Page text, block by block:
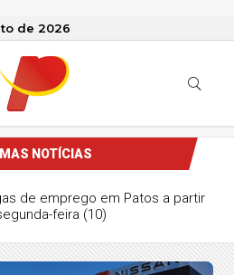
de 2026
NOTÍCIAS
de emprego em Patos a partir
feira (10)